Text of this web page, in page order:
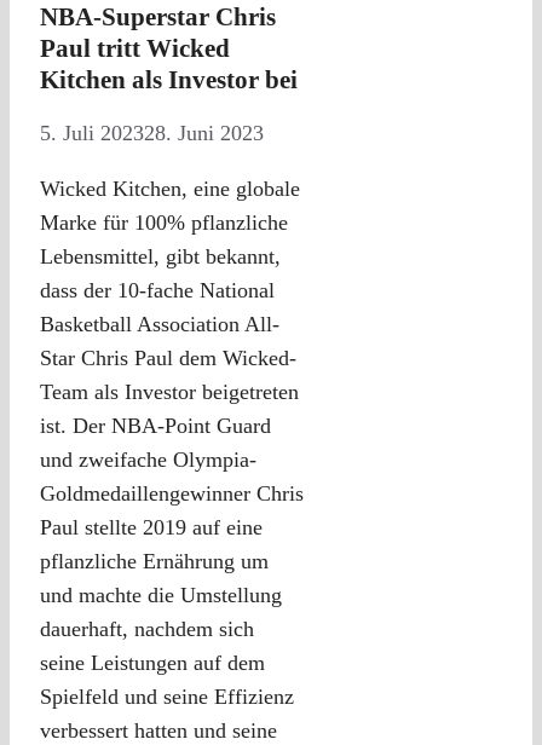
NBA-Superstar Chris
Paul tritt Wicked
Kitchen als Investor bei
5. Juli 202328. Juni 2023
Wicked Kitchen, eine globale
Marke für 100% pflanzliche
Lebensmittel, gibt bekannt,
dass der 10-fache National
Basketball Association All-
Star Chris Paul dem Wicked-
Team als Investor beigetreten
ist. Der NBA-Point Guard
und zweifache Olympia-
Goldmedaillengewinner Chris
Paul stellte 2019 auf eine
pflanzliche Ernährung um
und machte die Umstellung
dauerhaft, nachdem sich
seine Leistungen auf dem
Spielfeld und seine Effizienz
verbessert hatten und seine